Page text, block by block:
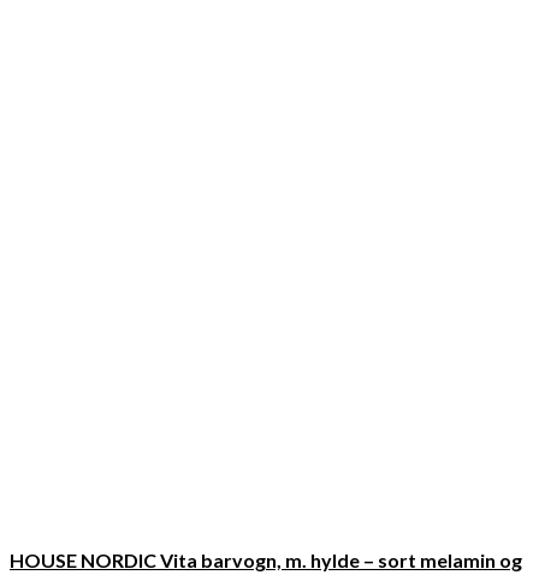
HOUSE NORDIC Vita barvogn, m. hylde – sort melamin og